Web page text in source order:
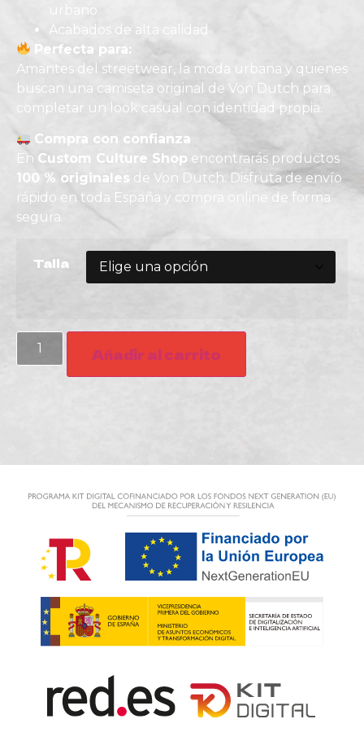
urbano
Acabados de alta calidad
Perfecta para:
Amantes del streetwear, la moda urbana y quienes
buscan una camiseta original de Von Dutch para
completar un look casual con identidad propia.
Compra con confianza
En Custom Culture Shop encontrarás productos
100 % originales de Von Dutch. Disfruta de envío
rápido en toda España y compra online de forma
segura.
Talla
Añadir al carrito